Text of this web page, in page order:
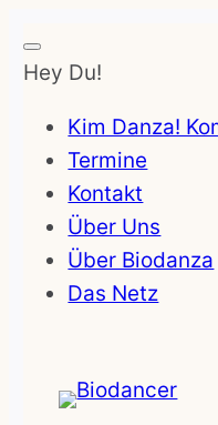
Hey Du!
Kim Danza!
Termine
Kontakt
Über Uns
Über Biodanza
Das Netz